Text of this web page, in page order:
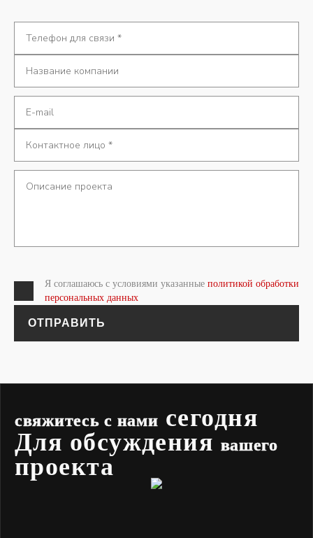
Я соглашаюсь с условиями указанные политикой обработки
персональных данных
ОТПРАВИТЬ
свяжитесь с нами сегодня
Для обсуждения вашего
проекта